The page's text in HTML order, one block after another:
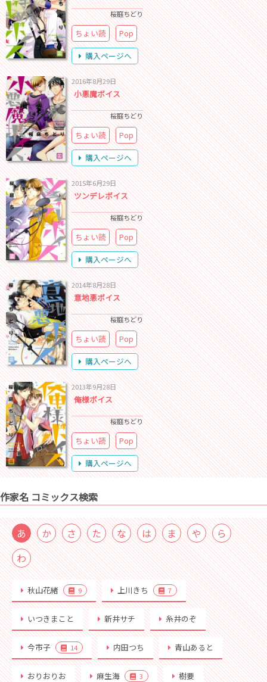
桜庭ちどり
ちょい読
Pop
購入ページへ
2016年8月29日
小悪魔ボイス
桜庭ちどり
ちょい読
Pop
購入ページへ
2015年6月29日
ツンデレボイス
桜庭ちどり
ちょい読
Pop
購入ページへ
2014年8月28日
意地悪ボイス
桜庭ちどり
ちょい読
Pop
購入ページへ
2013年9月28日
俺様ボイス
桜庭ちどり
ちょい読
Pop
購入ページへ
作家名 コミックス検索
あ か さ た な は ま や
ら
わ
秋山花緒 9 上川きち 7
いつきまこと 新井サチ 糸井のぞ
今市子 14 内田つち 青山あると
おりおりお 麻生海 3 樹要